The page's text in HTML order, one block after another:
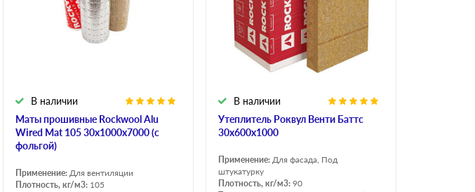
Д Оптима
Д Экстра
Толщина
50 мм
100 мм
120 мм
150 мм
Д Оптима
В Оптима
Д Стандарт
Применение
Для стен
Для фундамента
Для потолков
Маты прошивные Rockwool Alu
Wired Mat 105 30х1000х7000 (с
фольгой)
В наличии
Применение: Для вентиляции
Плотность, кг/м3: 105
Утеплитель Роквул Венти Баттс
30х600х1000
В наличии
Применение: Для фасада, Под
штукатурку
Плотность, кг/м3: 90